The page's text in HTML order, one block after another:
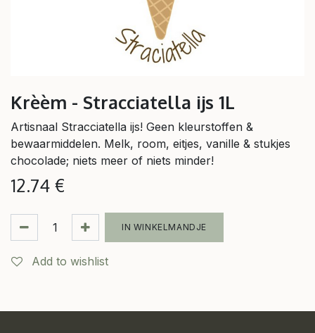
Krèèm - Stracciatella ijs 1L
Artisnaal Stracciatella ijs! Geen kleurstoffen &
bewaarmiddelen. Melk, room, eitjes, vanille & stukjes
chocolade; niets meer of niets minder!
12.74 €
IN WINKELMANDJE
Add to wishlist